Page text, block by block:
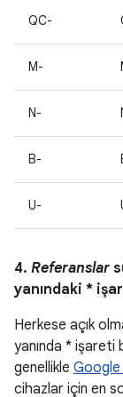
QC-
M-
N-
B-
U-
4. Referanslar
yanındaki *
Herkese açık
yanında * işareti
genellikle
cihazlar için en